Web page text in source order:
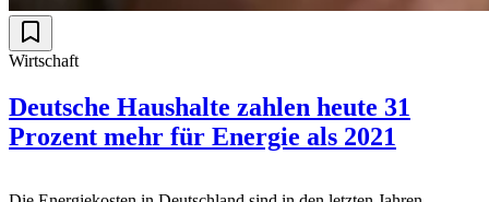
Wirtschaft
Deutsche Haushalte zahlen heute 31
Prozent mehr für Energie als 2021